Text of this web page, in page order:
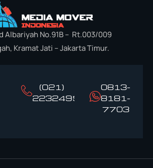
Albariyah No.91B – Rt.003/009
Kramat Jati – Jakarta Timur.
(021)
22324958
0813-
8181-
7703